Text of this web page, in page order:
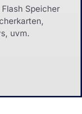
Speicher
uvm.